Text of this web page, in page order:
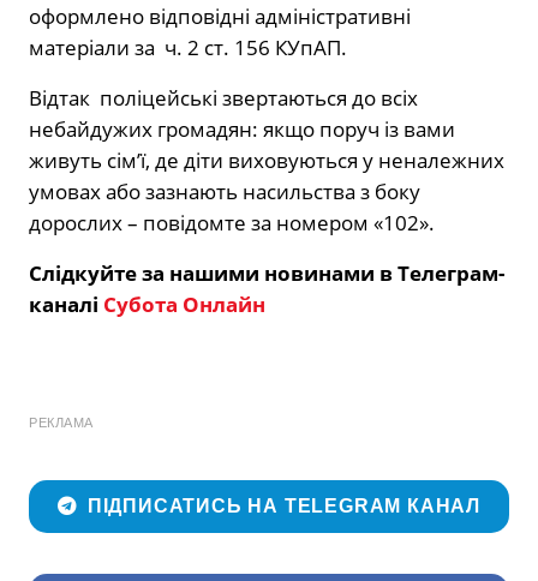
оформлено відповідні адміністративні
матеріали за ч. 2 ст. 156 КУпАП.
Відтак поліцейські звертаються до всіх
небайдужих громадян: якщо поруч із вами
живуть сім’ї, де діти виховуються у неналежних
умовах або зазнають насильства з боку
дорослих – повідомте за номером «102».
Слідкуйте за нашими новинами в Телеграм-
каналі Субота Онлайн
РЕКЛАМА
ПІДПИСАТИСЬ НА TELEGRAM КАНАЛ